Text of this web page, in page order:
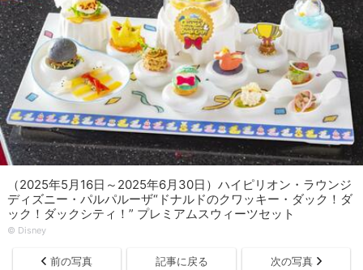
（2025年5月16日～2025年6月30日）ハイピリオン・ラウンジ
ディズニー・パルパルーザ“ドナルドのクワッキー・ダック！ダ
ック！ダックシティ！” プレミアムスウィーツセット
© Disney
前の写真 記事に戻る 次の写真